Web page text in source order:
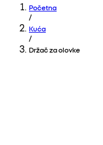
Početna
/
Kuća
/
Držač za olovke